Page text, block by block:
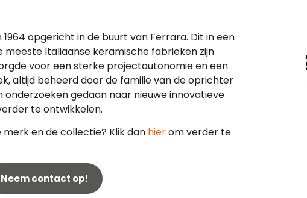
1964 opgericht in de buurt van Ferrara. Dit in een
meeste Italiaanse keramische fabrieken zijn
voor een sterke projectautonomie en een
altijd beheerd door de familie van de oprichter
gedaan naar nieuwe innovatieve
te ontwikkelen.
en de collectie? Klik dan hierom verder te
Neem contact op!